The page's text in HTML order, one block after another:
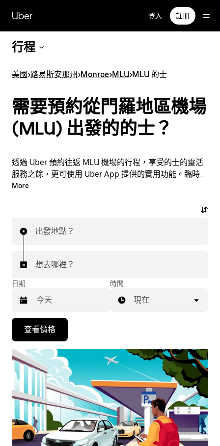
Uber 登入 註冊
行程
美國>路易斯安那州>Monroe>MLU>MLU 的士
需要預約從門羅地區機場
(MLU) 出發的的士？
透過 Uber 預約往返 MLU 機場的行程，享受的士的靈活
服務之餘，更可使用 Uber App 提供的實用功能。臨時需
要乘車？隨時透過 App 或網站預約行程，享受經濟實惠
More
出發地點？
想去哪裡？
日期
下
向
下
箭
鍵，
即
可
用
時間
現在
查看價格